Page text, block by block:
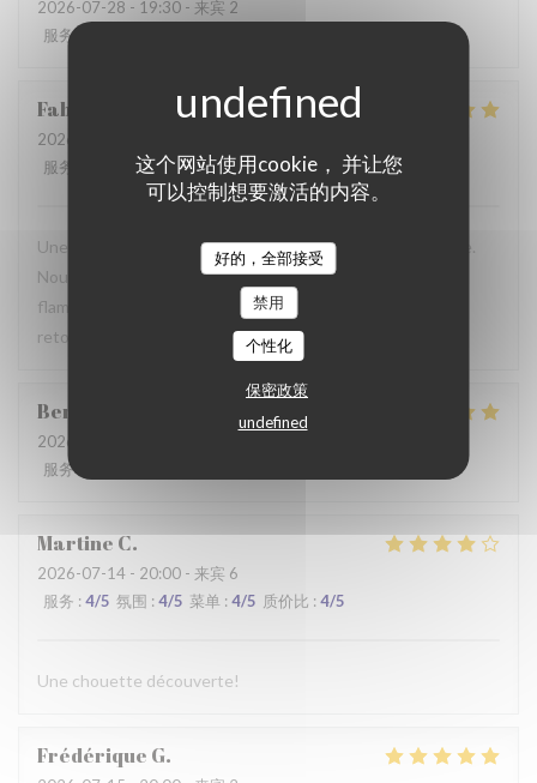
这个网站使用cookie， 并让您
可以控制想要激活的内容。
好的，全部接受
禁用
个性化
保密政策
undefined
2026-07-28 - 19:30 - 来宾 2
服务:
Fabrice
2026-07-19
服务
氛围:5/5 菜单:4/5 质价比: 5 /5
Une table sympathique avec son atmosphère authentique.
Nous avons apprécié notre déjeuner (moule, carbonade,
flamiche au maroilles, etc) et le service. Pourquoi pas y
retourner lors d'un prochaine passage à Lilles.
Benjamin
2026-07-19
服务:
MartineC
2026-07-14 - 20:00 - 来宾 6
服务 : 4/5 氛围 : 4/5 菜单 : 4/5 质价比 : 4/5
Une chouette découverte!
Frédérique G